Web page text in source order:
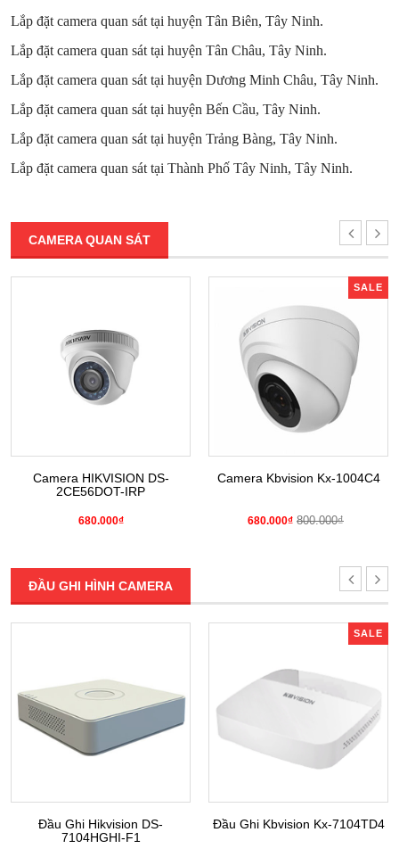
Lắp đặt camera quan sát tại huyện Tân Biên, Tây Ninh.
Lắp đặt camera quan sát tại huyện Tân Châu, Tây Ninh.
Lắp đặt camera quan sát tại huyện Dương Minh Châu, Tây Ninh.
Lắp đặt camera quan sát tại huyện Bến Cầu, Tây Ninh.
Lắp đặt camera quan sát tại huyện Trảng Bàng, Tây Ninh.
Lắp đặt camera quan sát tại Thành Phố Tây Ninh, Tây Ninh.
CAMERA QUAN SÁT
Camera HIKVISION DS-
2CE56DOT-IRP
680.000₫
SALE
Camera Kbvision Kx-1004C4
680.000₫ 800.000₫
ĐẦU GHI HÌNH CAMERA
Đầu Ghi Hikvision DS-
7104HGHI-F1
SALE
Đầu Ghi Kbvision Kx-7104TD4